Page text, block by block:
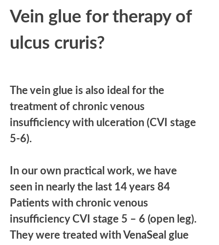
Vein glue for therapy of
ulcus cruris?
The vein glue is also ideal for the
treatment of chronic venous
insufficiency with ulceration (CVI stage
5-6).
In our own practical work, we have
seen in nearly the last 14 years 84
Patients with chronic venous
insufficiency CVI stage 5 – 6 (open leg).
They were treated with VenaSeal glue